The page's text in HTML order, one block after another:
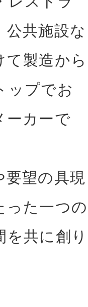
公共施設な
て製造から
ップでお
ーカーで
要望の具現
った一つの
共に創り